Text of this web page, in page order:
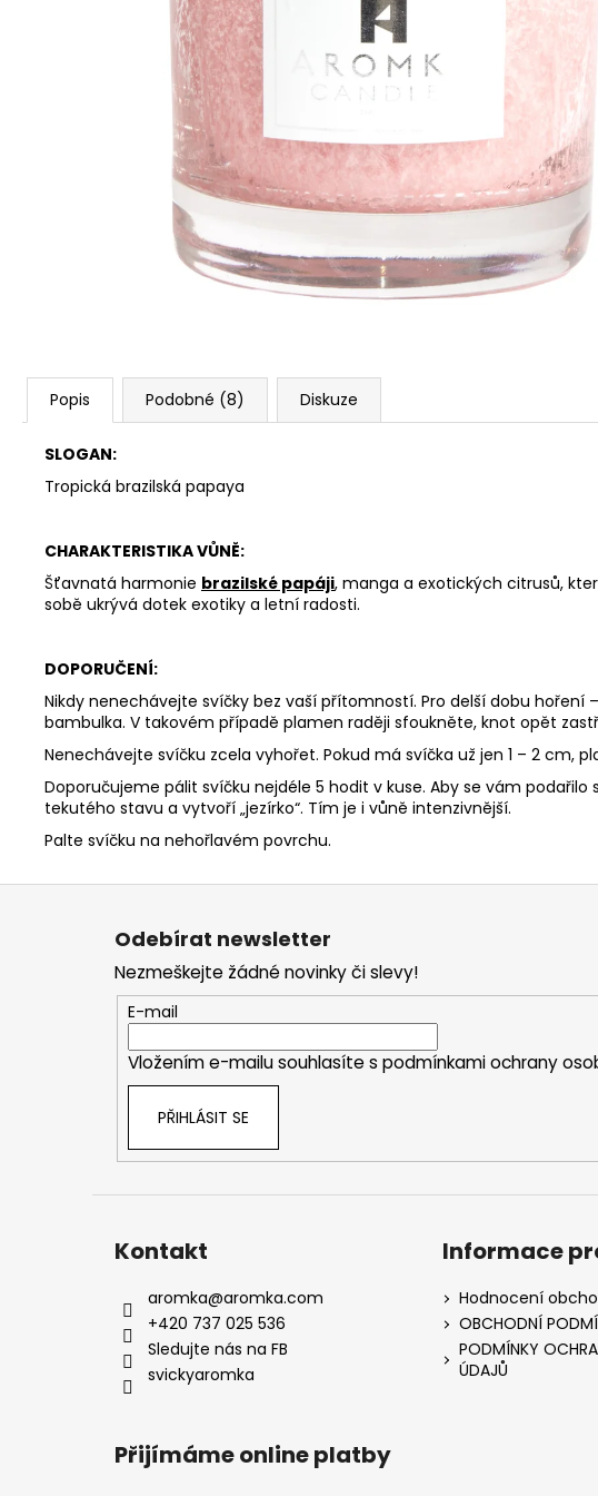
Popis Podobné (8) Diskuze
SLOGAN:
Tropická brazilská papaya
CHARAKTERISTIKA VŮNĚ:
Šťavnatá harmonie brazilské papáji, manga a exotických citrusů,
sobě ukrývá dotek exotiky a letní radosti.
DOPORUČENÍ:
Nikdy nenechávejte svíčky bez vaší přítomností. Pro delší dobu
bambulka. V takovém případě plamen raději sfoukněte, knot opět
Nenechávejte svíčku zcela vyhořet. Pokud má svíčka už jen 1 – 2
Doporučujeme pálit svíčku nejdéle 5 hodit v kuse. Aby se vám
tekutého stavu a vytvoří „jezírko“. Tím je i vůně intenzivnější.
Palte svíčku na nehořlavém povrchu.
PŘÍRODNÍ VONNÁ SVÍČKA SÓJOVÁ -
AROMKA - SET 10 KS ČAJOVÝCH
SVÍČEK V PLECHU - BEZ VŮNĚ
PŘÍRODNÍ
AROMKA -
SVÍČEK V
180 Kč
Z
Odebírat newsletter
Nezmeškejte žádné novinky či slevy!
E-mail
Vložením e-mailu souhlasíte s podmínkami ochrany
PŘIHLÁSIT SE
Kontakt
aromka@aromka.com
+420 737 025 536
Sledujte nás na FB
svickyaromka
Informace
Hodnocení
OBCHODNÍ
PODMÍNKY
ÚDAJŮ
Přijímáme online platby